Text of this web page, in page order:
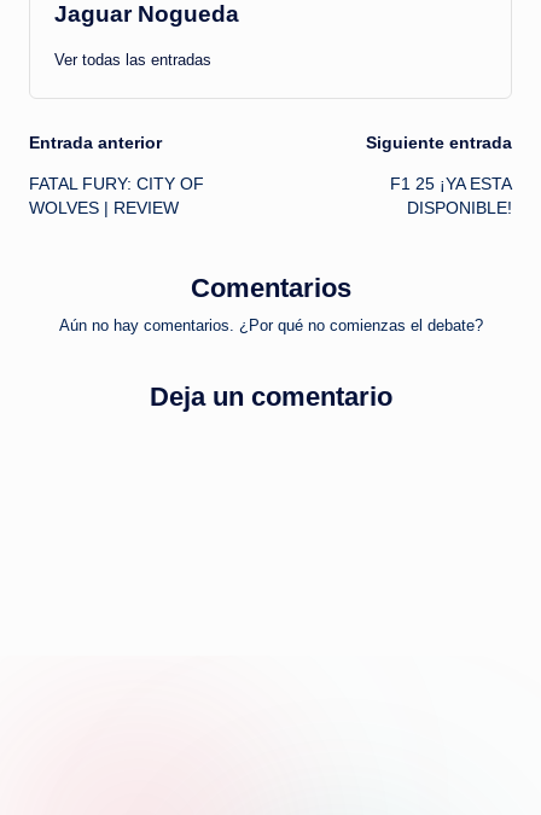
Jaguar Nogueda
Ver todas las entradas
Navegación
de
Entrada anterior
FATAL FURY: CITY OF
WOLVES | REVIEW
Siguiente entrada
F1 25 ¡YA ESTA
DISPONIBLE!
Comentarios
Aún no hay comentarios. ¿Por qué no comienzas el debate?
Deja un comentario